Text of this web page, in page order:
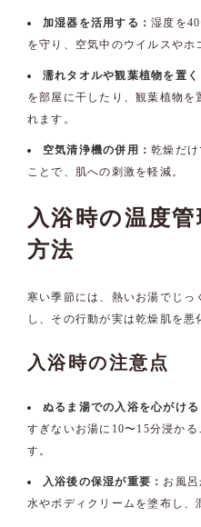
加湿器を活用する：湿度を
を守り、空気中のウイルスやホ
濡れタオルや観葉植物を置
を部屋に干したり、観葉植物を
れます。
空気清浄機の併用：乾燥だ
ことで、肌への刺激を軽減。
入浴時の温度
方法
寒い季節には、熱いお湯でじっ
し、その行動が実は乾燥肌を悪
入浴時の注意点
ぬるま湯での入浴を心がけ
すぎないお湯に10〜15分浸か
す。
入浴後の保湿が重要： お風
水やボディクリームを塗布し、